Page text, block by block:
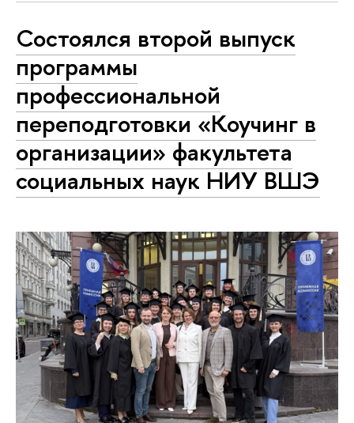
Состоялся второй выпуск
программы
профессиональной
переподготовки «Коучинг в
организации» факультета
социальных наук НИУ ВШЭ